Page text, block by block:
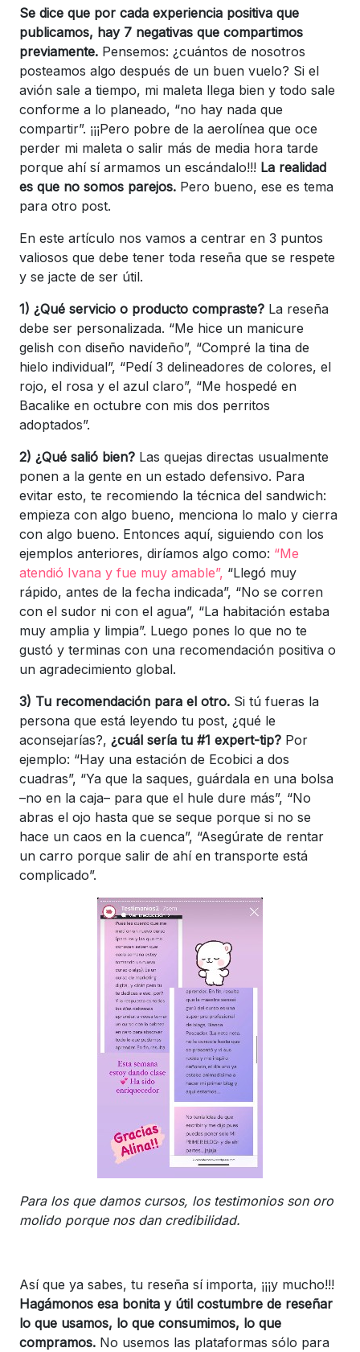
Se dice que por cada experiencia positiva que
publicamos, hay 7 negativas que compartimos
previamente. Pensemos: ¿cuántos de nosotros
posteamos algo después de un buen vuelo? Si el
avión sale a tiempo, mi maleta llega bien y todo sale
conforme a lo planeado, “no hay nada que
compartir”. ¡¡¡Pero pobre de la aerolínea que oce
perder mi maleta o salir más de media hora tarde
porque ahí sí armamos un escándalo!!! La realidad
es que no somos parejos. Pero bueno, ese es tema
para otro post.
En este artículo nos vamos a centrar en 3 puntos
valiosos que debe tener toda reseña que se respete
y se jacte de ser útil.
1) ¿Qué servicio o producto compraste? La reseña
debe ser personalizada. “Me hice un manicure
gelish con diseño navideño”, “Compré la tina de
hielo individual”, “Pedí 3 delineadores de colores, el
rojo, el rosa y el azul claro”, “Me hospedé en
Bacalike en octubre con mis dos perritos
adoptados”.
2) ¿Qué salió bien? Las quejas directas usualmente
ponen a la gente en un estado defensivo. Para
evitar esto, te recomiendo la técnica del sandwich:
empieza con algo bueno, menciona lo malo y cierra
con algo bueno. Entonces aquí, siguiendo con los
ejemplos anteriores, diríamos algo como: “Me
atendió Ivana y fue muy amable”, “Llegó muy
rápido, antes de la fecha indicada”, “No se corren
con el sudor ni con el agua”, “La habitación estaba
muy amplia y limpia”. Luego pones lo que no te
gustó y terminas con una recomendación positiva o
un agradecimiento global.
3) Tu recomendación para el otro. Si tú fueras la
persona que está leyendo tu post, ¿qué le
aconsejarías?, ¿cuál sería tu #1 expert-tip? Por
ejemplo: “Hay una estación de Ecobici a dos
cuadras”, “Ya que la saques, guárdala en una bolsa
–no en la caja– para que el hule dure más”, “No
abras el ojo hasta que se seque porque si no se
hace un caos en la cuenca”, “Asegúrate de rentar
un carro porque salir de ahí en transporte está
complicado”.
Para los que damos cursos, los testimonios son oro
molido porque nos dan credibilidad.
Así que ya sabes, tu reseña sí importa, ¡¡¡y mucho!!!
Hagámonos esa bonita y útil costumbre de reseñar
lo que usamos, lo que consumimos, lo que
compramos. No usemos las plataformas sólo para